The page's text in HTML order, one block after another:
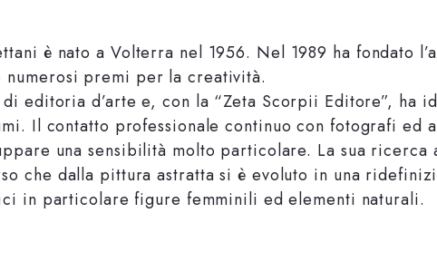
è nato a Volterra nel 1956. Nel 1989 ha fondato
numerosi premi per la creatività.
editoria d’arte e, con la “Zeta Scorpii Editore”, ha
Il contatto professionale continuo con fotografi ed
una sensibilità molto particolare. La sua ricerca
che dalla pittura astratta si è evoluto in una
in particolare figure femminili ed elementi naturali.